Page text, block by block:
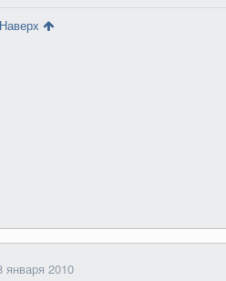
Наверх
января 2010